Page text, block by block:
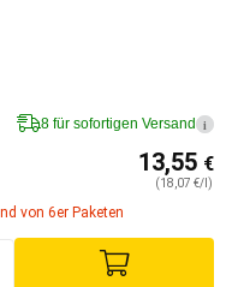
8 für sofortigen Versand i
13,55 €
(18,07 €/l)
von 6er Paketen